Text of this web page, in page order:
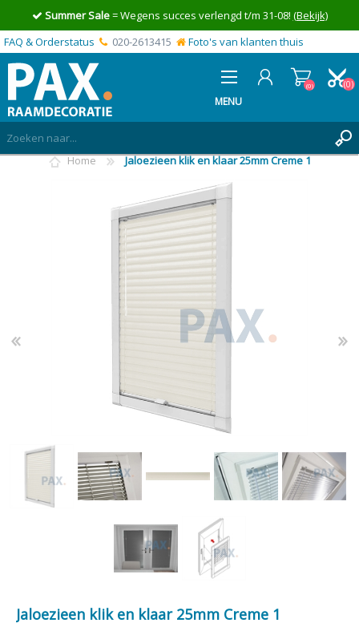
Summer Sale= Wegens succes verlengd t/m 31-08! (Bekijk)
FAQ & Orderstatus
020-2613415 Foto's van klanten thuis
MENU
(0)
(0)
Home Jaloezieen klik en klaar 25mm Creme 1
Jaloezieen klik en klaar 25mm Creme 1